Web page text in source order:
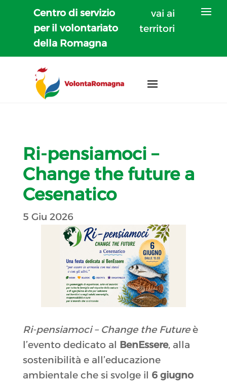
Centro di servizio
per il volontariato
della Romagna
vai ai
territori
Ri-pensiamoci –
Change the future a
Cesenatico
5 Giu 2026
Ri‑pensiamoci – Change the Futureè
l’evento dedicato al BenEssere, alla
sostenibilità e all’educazione
ambientale che si svolge il 6 giugno